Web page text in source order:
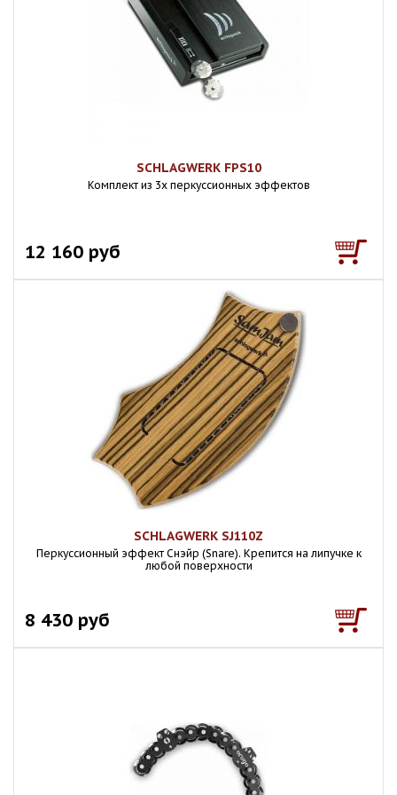
SCHLAGWERK FPS10
Комплект из 3х перкуссионных эффектов
12 160 руб
SCHLAGWERK SJ110Z
Перкуссионный эффект Снэйр (Snare). Крепится на липучке к
любой поверхности
8 430 руб